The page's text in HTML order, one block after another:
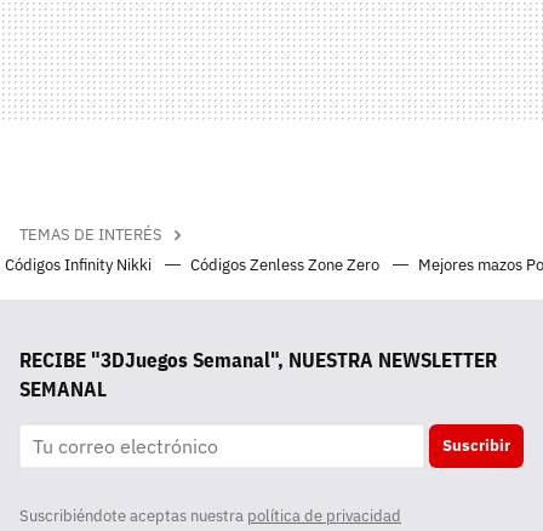
TEMAS DE INTERÉS
Códigos Infinity Nikki
Códigos Zenless Zone Zero Mejores mazos
RECIBE "3DJuegos Semanal", NUESTRA NEWSLETTER
SEMANAL
Suscribir
Suscribiéndote aceptas nuestra política de privacidad